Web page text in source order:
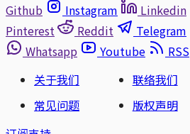
Github
Instagram Linkedin
Pinterest
Reddit Telegram
Whatsapp
Youtube
RSS
关于我们
联络我们
常见问题
版权声明